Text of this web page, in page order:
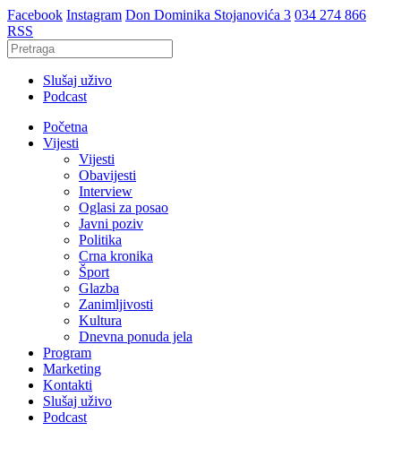
Facebook Instagram Don Dominika Stojanovića 3 034 274 866
RSS
Slušaj uživo
Podcast
Početna
Vijesti
Vijesti
Obavijesti
Interview
Oglasi za posao
Javni poziv
Politika
Crna kronika
Šport
Glazba
Zanimljivosti
Kultura
Dnevna ponuda jela
Program
Marketing
Kontakti
Slušaj uživo
Podcast